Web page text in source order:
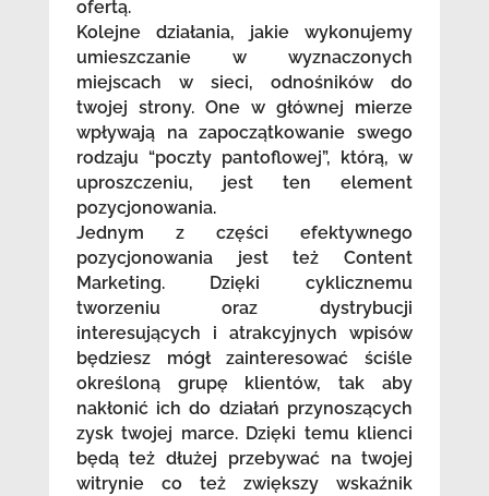
ofertą.
Kolejne działania, jakie wykonujemy
umieszczanie w wyznaczonych
miejscach w sieci, odnośników do
twojej strony. One w głównej mierze
wpływają na zapoczątkowanie swego
rodzaju “poczty pantoflowej”, którą, w
uproszczeniu, jest ten element
pozycjonowania.
Jednym z części efektywnego
pozycjonowania jest też Content
Marketing. Dzięki cyklicznemu
tworzeniu oraz dystrybucji
interesujących i atrakcyjnych wpisów
będziesz mógł zainteresować ściśle
określoną grupę klientów, tak aby
nakłonić ich do działań przynoszących
zysk twojej marce. Dzięki temu klienci
będą też dłużej przebywać na twojej
witrynie co też zwiększy wskaźnik